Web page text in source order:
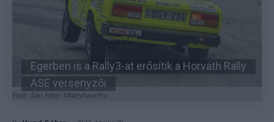
Fotó: Sári Péter #Rallyhearthu
Egerben is a Rally3-at erősítik a Horváth Rally
ASE versenyzői